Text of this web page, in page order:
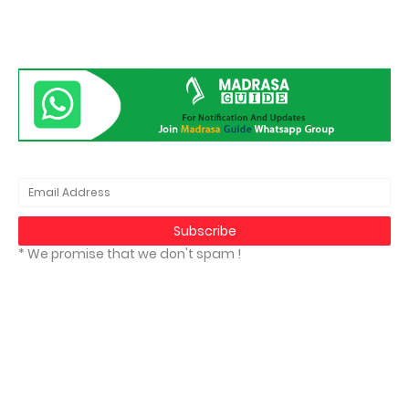
* We promise that we don't spam !